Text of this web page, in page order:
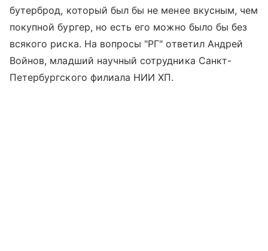
бутерброд, который был бы не менее вкусным, чем
покупной бургер, но есть его можно было бы без
всякого риска. На вопросы "РГ" ответил Андрей
Войнов, младший научный сотрудника Санкт-
Петербургского филиала НИИ ХП.